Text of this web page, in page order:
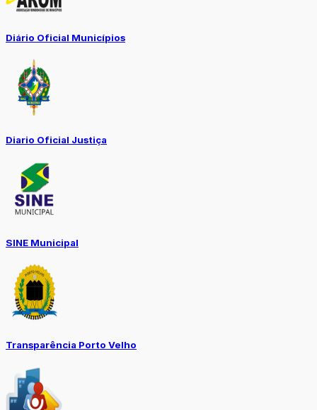
Diário Oficial Municípios
Diario Oficial Justiça
SINE Municipal
Transparência Porto Velho